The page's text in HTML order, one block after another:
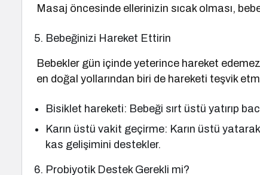
Masaj öncesinde ellerinizin sıcak olması,
Bebeğinizi Hareket Ettirin
Bebekler gün içinde yeterince hareket
en doğal yollarından biri de hareketi teşvik
Bisiklet hareketi: Bebeği sırt üstü yatırıp
Karın üstü vakit geçirme: Karın üstü
kas gelişimini destekler.
Probiyotik Destek Gerekli mi?